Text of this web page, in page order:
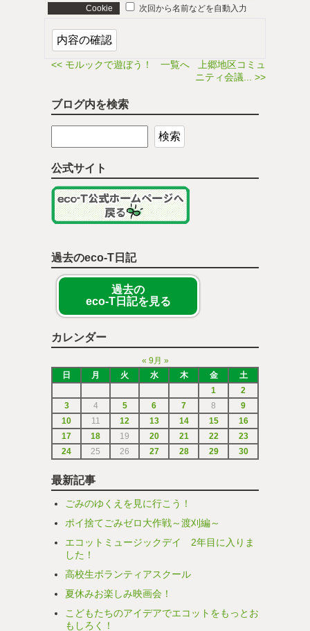
Cookie 次回から名前などを自動入力
<< モルックで遊ぼう！ 一覧へ
上郷地区コミュ
ニティ会議... >>
ブログ内を検索
公式サイト
過去のeco-T日記
過去の
eco-T日記を見る
カレンダー
« 9月 »
日
月 火 水 木 金
土
1
2
3
4 5 6 7 8
9
10
11 12 13 14 15
16
17
18 19 20 21 22
23
24
25 26 27 28 29 30
最新記事
ごみのゆくえを見に行こう！
ポイ捨てごみゼロ大作戦～渡刈編～
エコットミュージックデイ 2年目に入りま
した！
高校生ボランティアスクール
夏休みお楽しみ映画会！
こどもたちのアイデアでエコットをもっとお
もしろく！